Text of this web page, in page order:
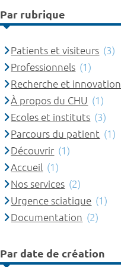
Par rubrique
Patients et visiteurs (3)
Professionnels (1)
Recherche et innovation
À propos du CHU (1)
Ecoles et instituts (3)
Parcours du patient (1)
Découvrir (1)
Accueil (1)
Nos services (2)
Urgence sciatique (1)
Documentation (2)
Par date de création